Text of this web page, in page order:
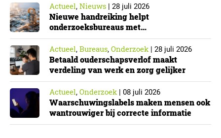
Actueel, Nieuws | 28 juli 2026
Nieuwe handreiking helpt
onderzoeksbureaus met
Cyberbeveiligingswet
Actueel, Bureaus, Onderzoek | 28 juli 2026
Betaald ouderschapsverlof maakt
verdeling van werk en zorg gelijker
Actueel, Onderzoek | 08 juli 2026
Waarschuwingslabels maken mensen ook
wantrouwiger bij correcte informatie